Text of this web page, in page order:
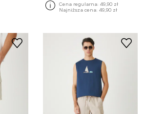
Cena regularna: 49,90 zł
Najniższa cena: 49,90 zł